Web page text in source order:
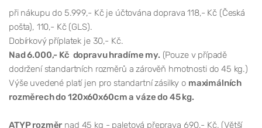
při nákupu do 5.999,- Kč je účtována doprava 118,- Kč (Česká
pošta), 110,- Kč (GLS).
Dobírkový příplatek je 30,- Kč.
Nad 6.000,- Kč dopravu hradíme my. (Pouze v případě
dodržení standartních rozměrů a zárověň hmotnosti do 45 kg.)
Výše uvedené platí jen pro standartní zásilky o maximálních
rozměrech do 120x60x60cm a váze do 45 kg.
ATYP rozměr nad 45 kg - paletová přeprava 690,- Kč. (Větší